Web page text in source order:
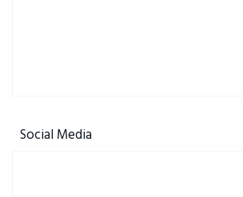
Social Media